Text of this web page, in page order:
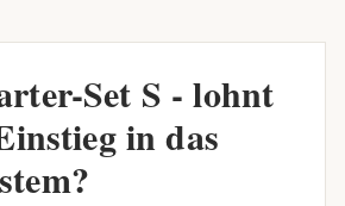
Set S - lohnt
in das